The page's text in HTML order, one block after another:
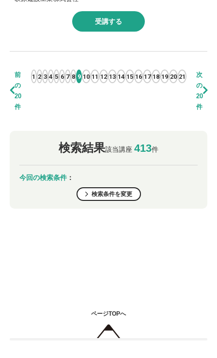
受講する
前
の
20
件
1 2 3 4 5 6 7 8 9 10 11 12 13 14 15 16 17 18 19 20 21
次
の
20
件
検索結果該当講座 413件
今回の検索条件 ：
検索条件を変更
ページTOPへ